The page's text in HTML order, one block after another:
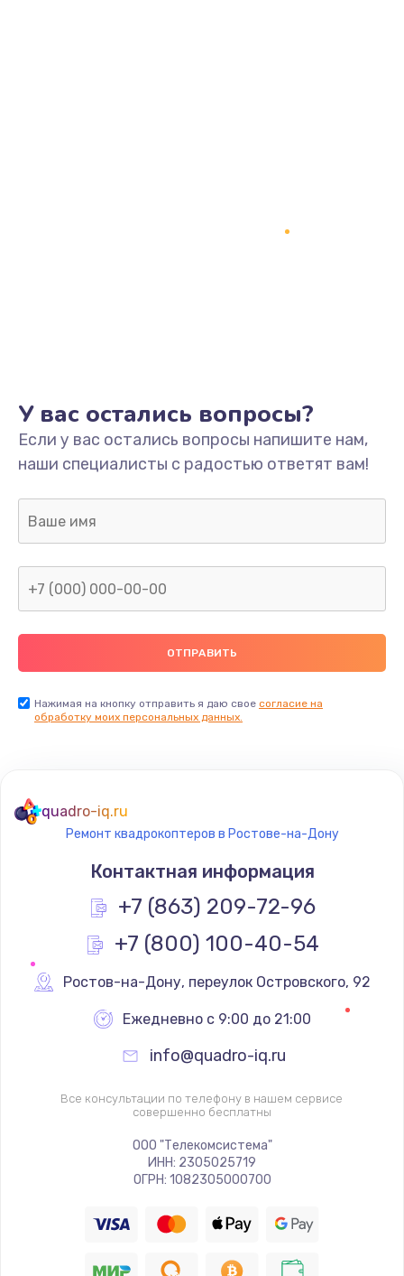
У вас остались вопросы?
Если у вас остались вопросы напишите нам,
наши специалисты с радостью ответят вам!
Нажимая на кнопку отправить я даю свое согласие на
обработку моих персональных данных.
quadro-iq.ru
Ремонт квадрокоптеров в Ростове-на-Дону
Контактная информация
+7 (863) 209-72-96
+7 (800) 100-40-54
Ростов-на-Дону, переулок Островского, 92
Ежедневно с 9:00 до 21:00
info@quadro-iq.ru
Все консультации по телефону в нашем сервисе
совершенно бесплатны
ООО "Телекомсистема"
ИНН: 2305025719
ОГРН: 1082305000700